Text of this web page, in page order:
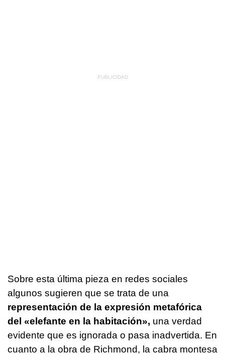
Sobre esta última pieza en redes sociales
algunos sugieren que se trata de una
representación de la expresión metafórica
del «elefante en la habitación», una verdad
evidente que es ignorada o pasa inadvertida. En
cuanto a la obra de Richmond, la cabra montesa